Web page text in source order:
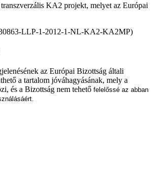
KA2 projekt, melyet az Európai
LLP-1-2012-1-NL-KA2-KA2MP)
az Európai Bizottság általi
a tartalom jóváhagyásának, mely a
és a Bizottság nem tehető felelőssé az abban